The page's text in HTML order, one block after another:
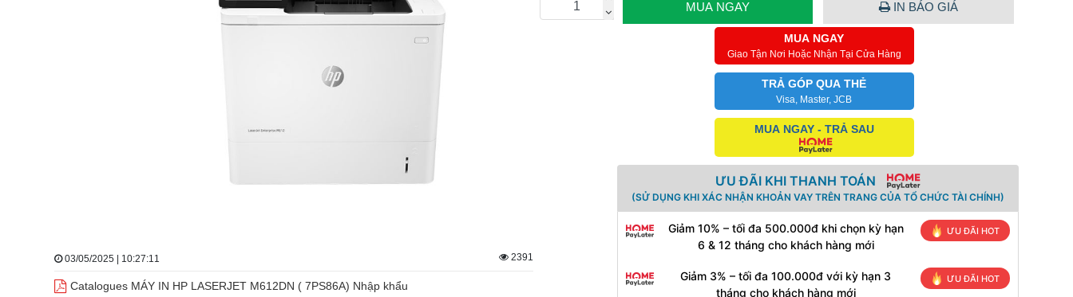
03/05/2025 | 10:27:11 2391
Catalogues MÁY IN HP LASERJET M612DN ( 7PS86A) Nhập khẩu
MUA NGAY IN BÁO GIÁ
MUA NGAY
Giao Tận Nơi Hoặc Nhận Tại Cửa Hàng
TRẢ GÓP QUA THẺ
Visa, Master, JCB
MUA NGAY - TRẢ SAU
ƯU ĐÃI KHI THANH TOÁN
(SỬ DỤNG KHI XÁC NHẬN KHOẢN VAY TRÊN TRANG CỦA TỔ CHỨC TÀI CHÍNH)
Giảm 10% – tối đa 500.000đ khi chọn kỳ hạn
6 & 12 tháng cho khách hàng mới
ƯU ĐÃI HOT
Giảm 3% – tối đa 100.000đ với kỳ hạn 3
tháng cho khách hàng mới
ƯU ĐÃI HOT